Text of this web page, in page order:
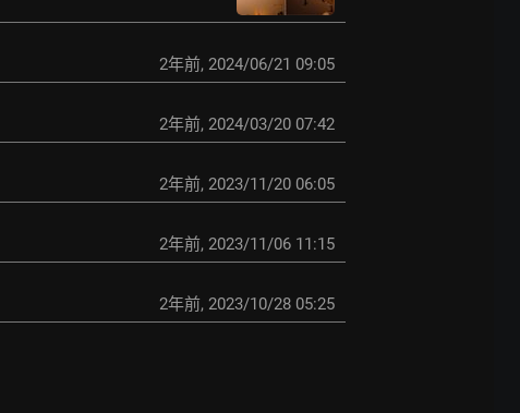
2年前, 2024/06/21 09:05
2年前, 2024/03/20 07:42
2年前, 2023/11/20 06:05
2年前, 2023/11/06 11:15
2年前, 2023/10/28 05:25